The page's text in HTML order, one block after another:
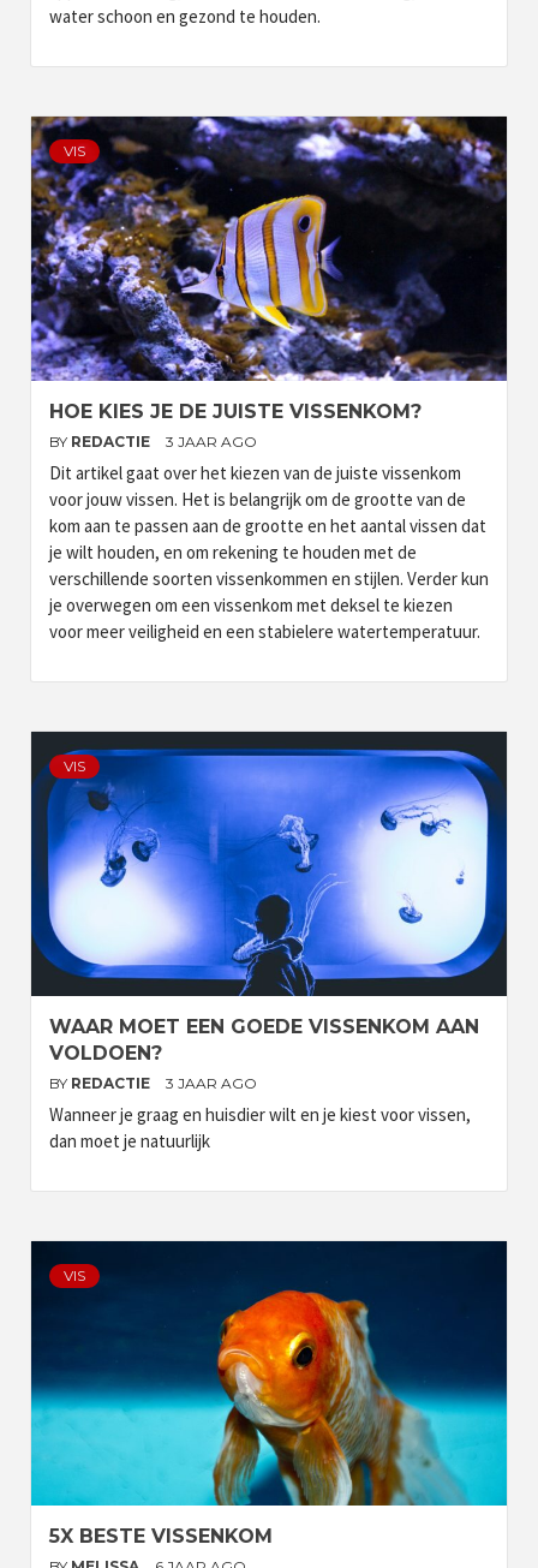
water schoon en gezond te houden.
VIS
HOE KIES JE DE JUISTE VISSENKOM?
BY REDACTIE 3 JAAR AGO
Dit artikel gaat over het kiezen van de juiste vissenkom
voor jouw vissen. Het is belangrijk om de grootte van de
kom aan te passen aan de grootte en het aantal vissen dat
je wilt houden, en om rekening te houden met de
verschillende soorten vissenkommen en stijlen. Verder kun
je overwegen om een vissenkom met deksel te kiezen
voor meer veiligheid en een stabielere watertemperatuur.
VIS
WAAR MOET EEN GOEDE VISSENKOM AAN
VOLDOEN?
BY REDACTIE 3 JAAR AGO
Wanneer je graag en huisdier wilt en je kiest voor vissen,
dan moet je natuurlijk
VIS
5X BESTE VISSENKOM